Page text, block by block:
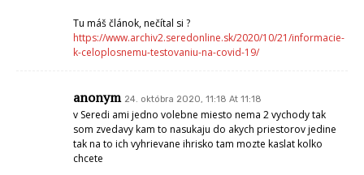
Tu máš článok, nečítal si ?
https://www.archiv2.seredonline.sk/2020/10/21/informacie-
k-celoplosnemu-testovaniu-na-covid-19/
anonym 24. októbra 2020, 11:18 At 11:18
v Seredi ami jedno volebne miesto nema 2 vychody tak
som zvedavy kam to nasukaju do akych priestorov jedine
tak na to ich vyhrievane ihrisko tam mozte kaslat kolko
chcete